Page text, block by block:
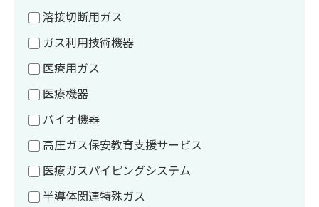
溶接切断用ガス
ガス利用技術機器
医療用ガス
医療機器
バイオ機器
高圧ガス保安教育支援サービス
医療ガスパイピングシステム
半導体関連特殊ガス